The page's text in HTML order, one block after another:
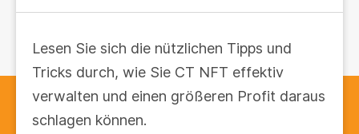
Lesen Sie sich die nützlichen Tipps und
Tricks durch, wie Sie CT NFT effektiv
verwalten und einen größeren Profit daraus
schlagen können.